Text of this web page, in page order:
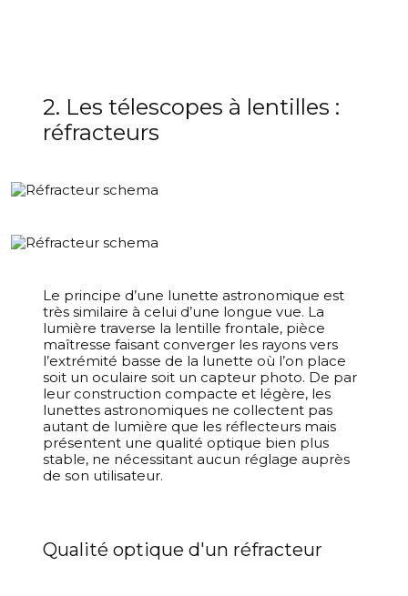
2. Les télescopes à lentilles :
réfracteurs
Le principe d’une lunette astronomique est
très similaire à celui d’une longue vue. La
lumière traverse la lentille frontale, pièce
maîtresse faisant converger les rayons vers
l’extrémité basse de la lunette où l’on place
soit un oculaire soit un capteur photo. De par
leur construction compacte et légère, les
lunettes astronomiques ne collectent pas
autant de lumière que les réflecteurs mais
présentent une qualité optique bien plus
stable, ne nécessitant aucun réglage auprès
de son utilisateur.
Qualité optique d'un réfracteur